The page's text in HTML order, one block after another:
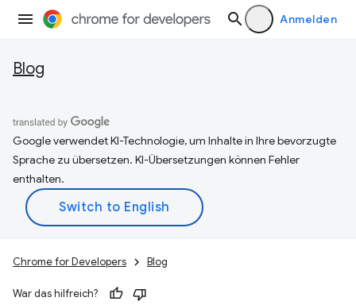
Anmelden
Blog
Google verwendet KI-Technologie, um Inhalte in Ihre bevorzugte
Sprache zu übersetzen. KI-Übersetzungen können Fehler
enthalten.
Chrome for Developers Blog
War das hilfreich?